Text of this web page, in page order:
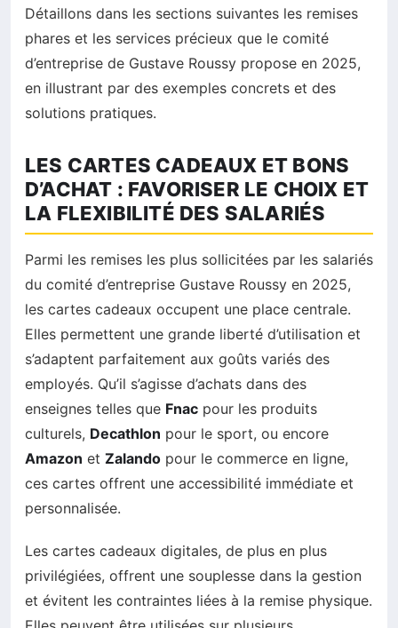
Détaillons dans les sections suivantes les remises
phares et les services précieux que le comité
d’entreprise de Gustave Roussy propose en 2025,
en illustrant par des exemples concrets et des
solutions pratiques.
LES CARTES CADEAUX ET BONS
D’ACHAT : FAVORISER LE CHOIX ET
LA FLEXIBILITÉ DES SALARIÉS
Parmi les remises les plus sollicitées par les salariés
du comité d’entreprise Gustave Roussy en 2025,
les cartes cadeaux occupent une place centrale.
Elles permettent une grande liberté d’utilisation et
s’adaptent parfaitement aux goûts variés des
employés. Qu’il s’agisse d’achats dans des
enseignes telles que Fnac pour les produits
culturels, Decathlon pour le sport, ou encore
Amazon et Zalando pour le commerce en ligne,
ces cartes offrent une accessibilité immédiate et
personnalisée.
Les cartes cadeaux digitales, de plus en plus
privilégiées, offrent une souplesse dans la gestion
et évitent les contraintes liées à la remise physique.